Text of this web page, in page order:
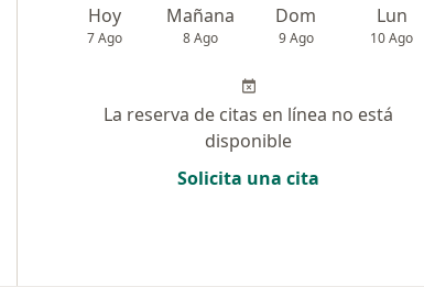
Hoy
7 Ago
Mañana
8 Ago
Dom
9 Ago
Lun
10 Ago
La reserva de citas en línea no está
disponible
Solicita una cita